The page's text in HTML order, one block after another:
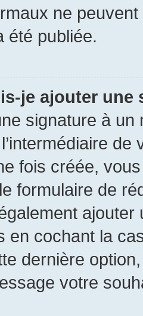
ne
été publiée.
je ajouter une
signature à un
fois créée,
formulaire de
en cochant la
dernière
votre